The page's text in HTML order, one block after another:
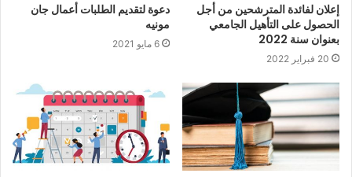
إعلان لفائدة المترشحين من أجل
الحصول على التأهيل الجامعي
بعنوان سنة 2022
20 فبراير 2022
دعوة لتقديم الطلبات أعمال جان
مونيه
6 مايو 2021